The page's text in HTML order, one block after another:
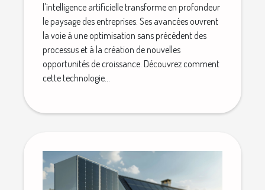
l'intelligence artificielle transforme en profondeur
le paysage des entreprises. Ses avancées ouvrent
la voie à une optimisation sans précédent des
processus et à la création de nouvelles
opportunités de croissance. Découvrez comment
cette technologie...